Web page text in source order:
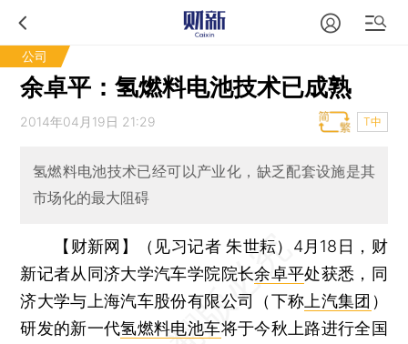
公司
余卓平：氢燃料电池技术已成熟
2014年04月19日 21:29 T中
氢燃料电池技术已经可以产业化，缺乏配套设施是其
市场化的最大阻碍
【财新网】（见习记者 朱世耘） 4月18日，财
新记者从同济大学汽车学院院长余卓平处获悉，同
济大学与上海汽车股份有限公司（下称 上汽集团 ）
研发的新一代氢燃料电池车将于今秋上路进行全国